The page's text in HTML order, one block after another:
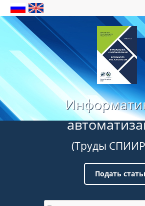
(Труды
Подать